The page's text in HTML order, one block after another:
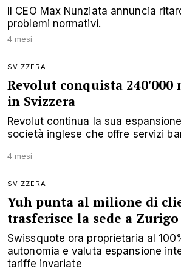
Il CEO Max Nunziata annuncia
problemi normativi.
4 mesi
SVIZZERA
Revolut conquista
in Svizzera
Revolut continua la sua
società inglese che offre servizi
4 mesi
SVIZZERA
Yuh punta al milione di
trasferisce la sede a Zurigo
Swissquote ora proprietaria al
autonomia e valuta espansione
tariffe invariate